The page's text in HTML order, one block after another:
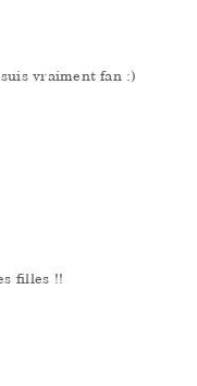
vraiment fan :)
filles !!